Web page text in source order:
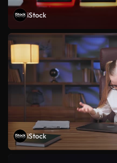
iStock
iStock